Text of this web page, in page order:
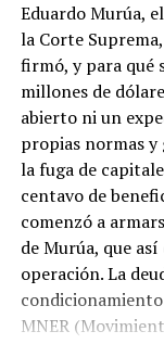
Eduardo Murúa, el
la Corte
firmó, y para qué
millones de
abierto ni un
propias normas
la fuga de
centavo de
comenzó a
de Murúa, que
operación. La
MNER